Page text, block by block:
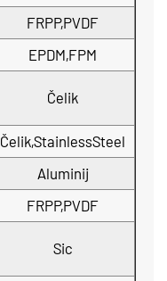
FRPP,PVDF
EPDM,FPM
Čelik
Čelik,StainlessSteel
Aluminij
FRPP,PVDF
Sic